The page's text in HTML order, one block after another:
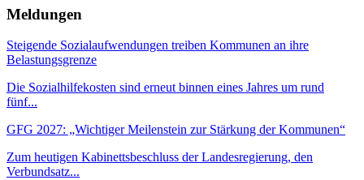
Meldungen
Steigende Sozialaufwendungen treiben Kommunen an ihre
Belastungsgrenze
Die Sozialhilfekosten sind erneut binnen eines Jahres um rund
fünf...
GFG 2027: „Wichtiger Meilenstein zur Stärkung der Kommunen“
Zum heutigen Kabinettsbeschluss der Landesregierung, den
Verbundsatz...